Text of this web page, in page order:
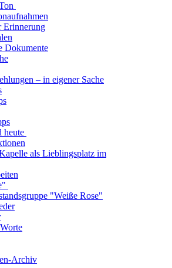
Erinnerung
Dokumente
– in eigener Sache
heute
als Lieblingsplatz im
"Weiße Rose"